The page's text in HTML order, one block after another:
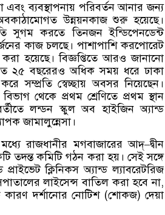
এবং ব্যবস্থাপনায় পরিবর্তন আনার জন্য
উন্নয়নকাজ শুরু হয়েছে।
সুগম করতে তিনজন ইন্ডিপেনডেন্ট
কাজ চলছে। পাশাপাশি করপোরেট
হয়েছে। বিজ্ঞপ্তিতে আরও জানানো
২৫ বছরেরও অধিক সময় ধরে ঢাকা
সম্প্রতি স্বেচ্ছায় অবসর নিয়েছেন।
থেকে প্রথম শ্রেণিতে প্রথম স্থান
লন্ডন স্কুল অব হাইজিন অ্যান্ড
জামালুন্নেসা।
রাজধানীর মগবাজারের আদ্–দ্বীন
তদন্ত কমিটি গঠন করা হয়। সেই সঙ্গে
প্রাইভেট ক্লিনিকস অ্যান্ড ল্যাবরেটরিজ
লাইসেন্স বাতিল করা হবে না,
কারণ দর্শানোর নোটিশ(শোকজ)দেয়া